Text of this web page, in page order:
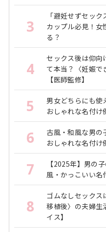
3
「避妊せずセッ
カップル必見！女
る？
4
セックス後は仰向
て本当？〈妊娠で
【医師監修】
5
男女どちらにも使
おしゃれな名付け
6
古風・和風な男の
おしゃれな名付け
7
【2025年】男の
風・かっこいい名
8
ゴムなしセックス
移植後〉の夫婦生
イス】